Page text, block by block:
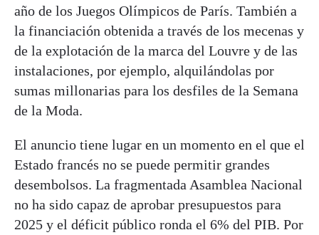
año de los Juegos Olímpicos de París. También a
la financiación obtenida a través de los mecenas y
de la explotación de la marca del Louvre y de las
instalaciones, por ejemplo, alquilándolas por
sumas millonarias para los desfiles de la Semana
de la Moda.
El anuncio tiene lugar en un momento en el que el
Estado francés no se puede permitir grandes
desembolsos. La fragmentada Asamblea Nacional
no ha sido capaz de aprobar presupuestos para
2025 y el déficit público ronda el 6% del PIB. Por